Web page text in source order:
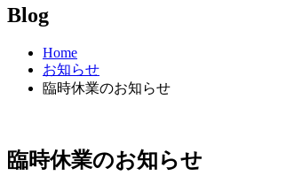
Blog
Home
お知らせ
臨時休業のお知らせ
臨時休業のお知らせ